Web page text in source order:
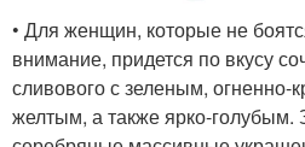
• Для женщин, которые не
внимание, придется по вкусу
сливового с зеленым, огненно-
желтым, а также ярко-голубым.